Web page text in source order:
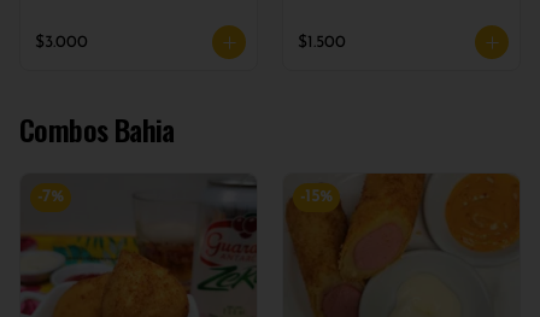
$3.000 $1.500
Combos Bahia
-7% -15%